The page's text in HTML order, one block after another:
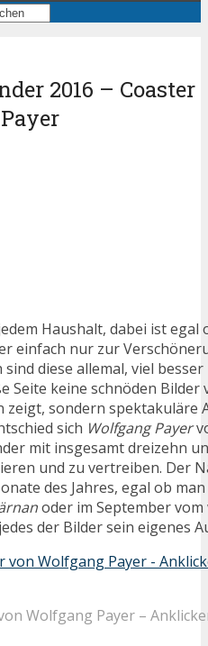
2016 – Coaster
Haushalt, dabei ist egal
einfach nur zur
diese allemal, viel
Seite keine schnöden Bilder
zeigt, sondern spektakuläre
sich Wolfgang Payer
mit insgesamt dreizehn
und zu vertreiben. Der
des Jahres, egal ob
oder im September
der Bilder sein eigenes
Wolfgang Payer –